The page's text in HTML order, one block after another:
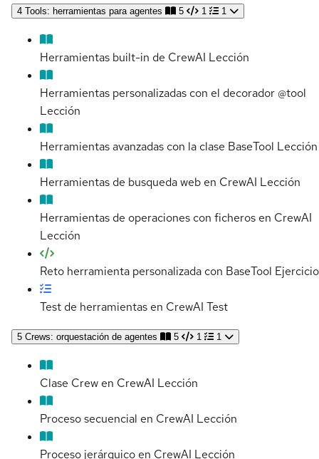
4 Tools: herramientas para agentes 5 1 1
Herramientas built-in de CrewAI Lección
Herramientas personalizadas con el decorador @tool
Lección
Herramientas avanzadas con la clase BaseTool Lección
Herramientas de busqueda web en CrewAI Lección
Herramientas de operaciones con ficheros en CrewAI
Lección
Reto herramienta personalizada con BaseTool Ejercicio
Test de herramientas en CrewAI Test
5 Crews: orquestación de agentes 5 1 1
Clase Crew en CrewAI Lección
Proceso secuencial en CrewAI Lección
Proceso jerárquico en CrewAI Lección